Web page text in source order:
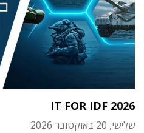
IT FOR IDF 2026
שלישי, 20 באוקטובר 2026